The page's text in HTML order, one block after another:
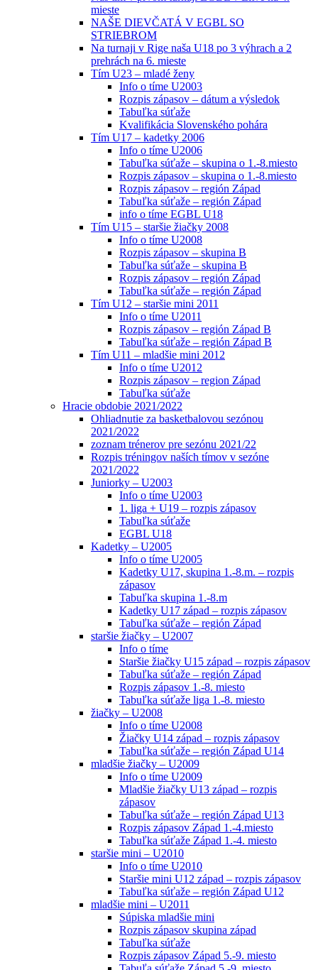
mieste
NAŠE DIEVČATÁ V EGBL SO
STRIEBROM
Na turnaji v Rige naša U18 po 3 výhrach a 2
prehrách na 6. mieste
Tím U23 – mladé ženy
Info o tíme U2003
Rozpis zápasov – dátum a výsledok
Tabuľka súťaže
Kvalifikácia Slovenského pohára
Tím U17 – kadetky 2006
Info o tíme U2006
Tabuľka súťaže – skupina o 1.-8.miesto
Rozpis zápasov – skupina o 1.-8.miesto
Rozpis zápasov – región Západ
Tabuľka súťaže – región Západ
info o tíme EGBL U18
Tím U15 – staršie žiačky 2008
Info o tíme U2008
Rozpis zápasov – skupina B
Tabuľka súťaže – skupina B
Rozpis zápasov – región Západ
Tabuľka súťaže – región Západ
Tím U12 – staršie mini 2011
Info o tíme U2011
Rozpis zápasov – región Západ B
Tabuľka súťaže – región Západ B
Tím U11 – mladšie mini 2012
Info o tíme U2012
Rozpis zápasov – region Západ
Tabuľka súťaže
Hracie obdobie 2021/2022
Ohliadnutie za basketbalovou sezónou
2021/2022
zoznam trénerov pre sezónu 2021/22
Rozpis tréningov naších tímov v sezóne
2021/2022
Juniorky – U2003
Info o tíme U2003
1. liga + U19 – rozpis zápasov
Tabuľka súťaže
EGBL U18
Kadetky – U2005
Info o tíme U2005
Kadetky U17, skupina 1.-8.m. – rozpis
zápasov
Tabuľka skupina 1.-8.m
Kadetky U17 západ – rozpis zápasov
Tabuľka súťaže – región Západ
staršie žiačky – U2007
Info o tíme
Staršie žiačky U15 západ – rozpis zápasov
Tabuľka súťaže – región Západ
Rozpis zápasov 1.-8. miesto
Tabuľka súťaže liga 1.-8. miesto
žiačky – U2008
Info o tíme U2008
Žiačky U14 západ – rozpis zápasov
Tabuľka súťaže – región Západ U14
mladšie žiačky – U2009
Info o tíme U2009
Mladšie žiačky U13 západ – rozpis
zápasov
Tabuľka súťaže – región Západ U13
Rozpis zápasov Západ 1.-4.miesto
Tabuľka súťaže Západ 1.-4. miesto
staršie mini – U2010
Info o tíme U2010
Staršie mini U12 západ – rozpis zápasov
Tabuľka súťaže – región Západ U12
mladšie mini – U2011
Súpiska mladšie mini
Rozpis zápasov skupina západ
Tabuľka súťaže
Rozpis zápasov Západ 5.-9. miesto